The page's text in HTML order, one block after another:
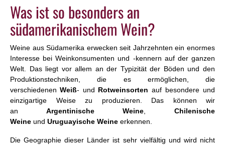
Was ist so besonders an
südamerikanischem Wein?
Weine aus Südamerika erwecken seit Jahrzehnten ein enormes
Interesse bei Weinkonsumenten und -kennern auf der ganzen
Welt. Das liegt vor allem an der Typizität der Böden und den
Produktionstechniken, die es ermöglichen, die
verschiedenen Weiß- und Rotweinsorten auf besondere und
einzigartige Weise zu produzieren. Das können wir
an Argentinische Weine
Chilenische
Weine und Uruguayische Weine erkennen.
Die Geographie dieser Länder ist sehr vielfältig und wird nicht